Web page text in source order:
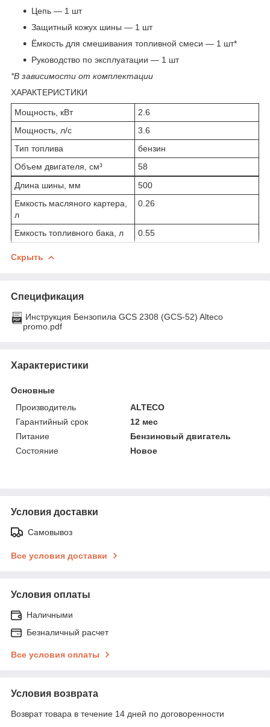
Цепь — 1 шт
Защитный кожух шины — 1 шт
Ёмкость для смешивания топливной смеси — 1 шт*
Руководство по эксплуатации — 1 шт
*В зависимости от комплектации
ХАРАКТЕРИСТИКИ
Мощность, кВт
2.6
Мощность, л/с
3.6
Тип топлива
бензин
Объем двигателя, см³
58
Длина шины, мм
500
Емкость масляного картера,
л
0.26
Емкость топливного бака, л 0.55
Скрыть
Спецификация
Инструкция Бензопила GCS 2308 (GCS-52) Alteco
promo.pdf
Характеристики
Основные
Производитель
ALTECO
Гарантийный срок
12 мес
Питание
Бензиновый двигатель
Состояние
Новое
Условия доставки
Самовывоз
Все условия доставки
Условия оплаты
Наличными
Безналичный расчет
Все условия оплаты
Условия возврата
Возврат товара в течение 14 дней по договоренности